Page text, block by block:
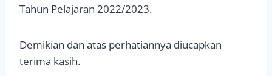
Tahun Pelajaran 2022/2023.
Demikian dan atas perhatiannya diucapkan
terima kasih.